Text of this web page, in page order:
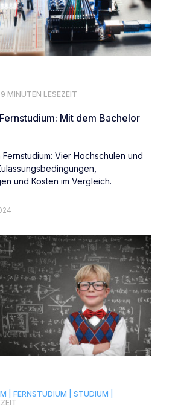
9 MINUTEN LESEZEIT
Mit dem Bachelor
Vier Hochschulen und
und Kosten im Vergleich.
| FERNSTUDIUM |
STUDIUM |